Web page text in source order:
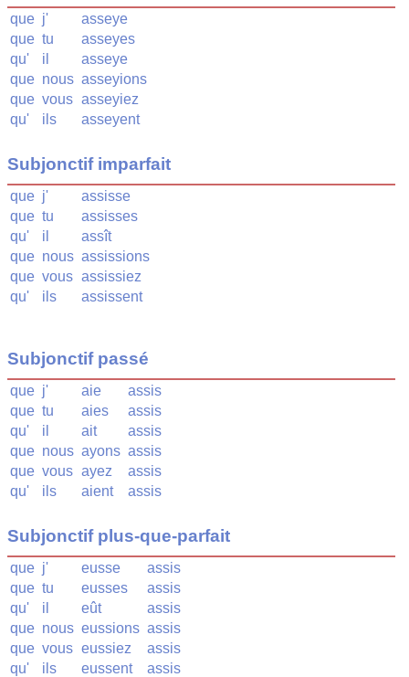
que j'
asseye
que tu
asseyes
qu'
il
asseye
que nous asseyions
que vous asseyiez
qu'
ils asseyent
Subjonctif imparfait
que j'
assisse
que tu
assisses
qu'
il
assît
que nous assissions
que vous assissiez
qu'
ils assissent
Subjonctif passé
que j' aie
assis
que tu aies
assis
qu'
il ait
assis
que nous ayons assis
que vous ayez
assis
qu'
ils aient assis
Subjonctif plus-que-parfait
que j' eusse
assis
que tu eusses
assis
qu'
il eût
assis
que nous eussions assis
que vous eussiez
assis
qu'
ils eussent assis